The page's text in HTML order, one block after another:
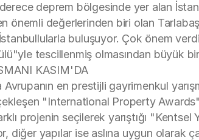
deprem bölgesinde yer alan
önemli değerlerinden biri olan
buluşuyor. Çok önem
tescillenmiş olmasından büyük
KASIM'DA
Avrupanın en prestijli gayrimenkul
"International Property
projenin seçilerek yarıştığı
diğer yapılar ise aslına uygun olarak